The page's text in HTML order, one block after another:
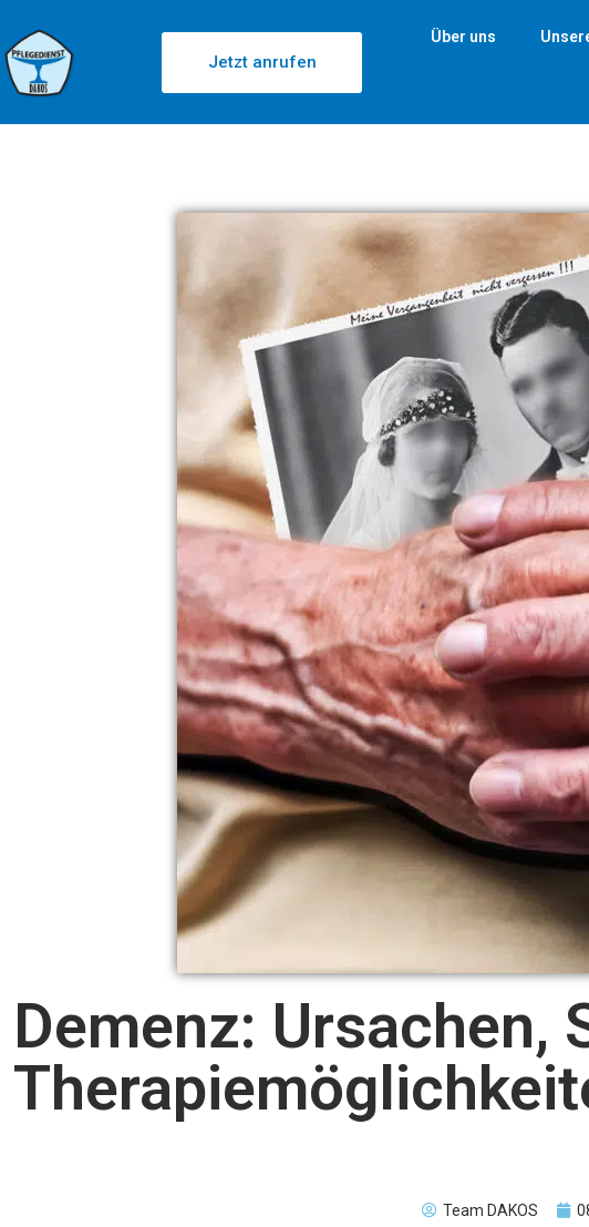
Jetzt anrufen
Über uns
Demenz: Ursachen,
Team DAKOS